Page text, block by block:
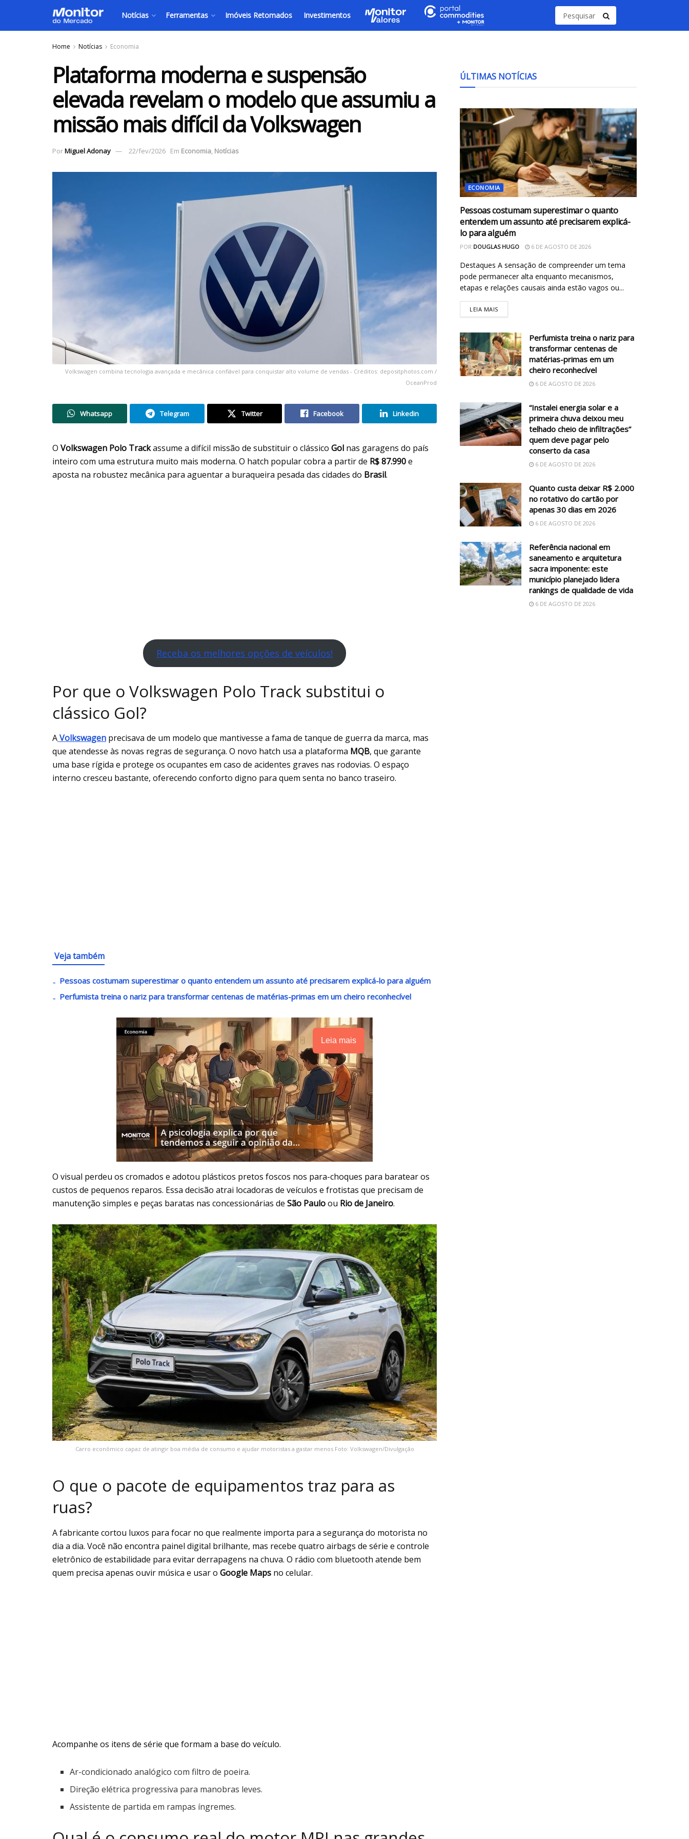
Notícias Ferramentas Imóveis Retomados Investimentos
Home Notícias Economia
Plataforma moderna e suspensão
elevada revelam o modelo que assumiu a
missão mais difícil da Volkswagen
PorMiguel Adonay 22/fev/2026 Em Economia, Notícias
Volkswagen combina tecnologia avançada e mecânica confiável para conquistar alto volume de vendas - Créditos: depositphotos.com /
OceanProd
Whatsapp Telegram Twitter Facebook Linkedin
O Volkswagen Polo Trackassume a difícil missão de substituir o clássico Gol nas garagens do país
inteiro com uma estrutura muito mais moderna. O hatch popular cobra a partir de R$ 87.990e
aposta na robustez mecânica para aguentar a buraqueira pesada das cidades do Brasil.
Receba os melhores opções de veículos!
Por que o Volkswagen Polo Track substitui o
clássico Gol?
AVolkswagen precisava de um modelo que mantivesse a fama de tanque de guerra da marca, mas
que atendesse às novas regras de segurança. O novo hatch usa a plataforma MQB, que garante
uma base rígida e protege os ocupantes em caso de acidentes graves nas rodovias. O espaço
interno cresceu bastante, oferecendo conforto digno para quem senta no banco traseiro.
Veja também
Pessoas costumam superestimar o quanto entendem um assunto até precisarem explicá-lo para alguém
Perfumista treina o nariz para transformar centenas de matérias-primas em um cheiro reconhecível
Leia mais
O visual perdeu os cromados e adotou plásticos pretos foscos nos para-choques para baratear os
custos de pequenos reparos. Essa decisão atrai locadoras de veículos e frotistas que precisam de
manutenção simples e peças baratas nas concessionárias de São Pauloou Rio de Janeiro.
Carro econômico capaz de atingir boa média de consumo e ajudar motoristas a gastar menos Foto: Volkswagen/Divulgação
O que o pacote de equipamentos traz para as
ruas?
A fabricante cortou luxos para focar no que realmente importa para a segurança do motorista no
dia a dia. Você não encontra painel digital brilhante, mas recebe quatro airbags de série e controle
eletrônico de estabilidade para evitar derrapagens na chuva. O rádio com bluetooth atende bem
quem precisa apenas ouvir música e usar o Google Maps no celular.
Acompanhe os itens de série que formam a base do veículo.
Ar-condicionado analógico com filtro de poeira.
Direção elétrica progressiva para manobras leves.
Assistente de partida em rampas íngremes.
ÚLTIMAS NOTÍCIAS
ECONOMIA
Pessoas costumam superestimar o quanto
entendem um assunto até precisarem explicá-
lo para alguém
POR DOUGLAS HUGO 6 DE AGOSTO DE 2026
Destaques A sensação de compreender um tema
pode permanecer alta enquanto mecanismos,
etapas e relações causais ainda estão vagos ou...
LEIA MAIS
Perfumista treina o nariz para
transformar centenas de
matérias-primas em um
cheiro reconhecível
6 DE AGOSTO DE 2026
“Instalei energia solar e a
primeira chuva deixou meu
telhado cheio de infiltrações”
quem deve pagar pelo
conserto da casa
6 DE AGOSTO DE 2026
Quanto custa deixar R$ 2.000
no rotativo do cartão por
apenas 30 dias em 2026
6 DE AGOSTO DE 2026
Referência nacional em
saneamento e arquitetura
sacra imponente: este
município planejado lidera
rankings de qualidade de vida
6 DE AGOSTO DE 2026